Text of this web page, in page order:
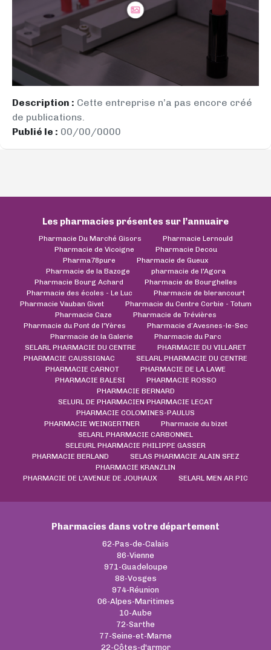
Description : Cette entreprise n’a pas encore créé
de publications.
Publié le : 00/00/0000
Les pharmacies présentes sur l’annuaire
Pharmacie Du Marché Gisors
Pharmacie Lernould
Pharmacie de Vicoigne
Pharmacie Decou
Pharma78pure
Pharmacie de Gueux
Pharmacie de la Bazoge
pharmacie de l'Agora
Pharmacie Bourg Achard
Pharmacie de Bourghelles
Pharmacie des écoles - Le Luc
Pharmacie de blerancourt
Pharmacie Vauban Givet
Pharmacie du Centre Corbie - Totum
Pharmacie Caze
Pharmacie de Trévières
Pharmacie du Pont de l'Yères
Pharmacie d’Avesnes-le-Sec
Pharmacie de la Galerie
Pharmacie du Parc
SELARL PHARMACIE DU CENTRE
PHARMACIE DU VILLARET
PHARMACIE CAUSSIGNAC
SELARL PHARMACIE DU CENTRE
PHARMACIE CARNOT
PHARMACIE DE LA LAWE
PHARMACIE BALESI
PHARMACIE ROSSO
PHARMACIE BERNARD
SELURL DE PHARMACIEN PHARMACIE LECAT
PHARMACIE COLOMINES-PAULUS
PHARMACIE WEINGERTNER
Pharmacie du bizet
SELARL PHARMACIE CARBONNEL
SELEURL PHARMACIE PHILIPPE GASSER
PHARMACIE BERLAND
SELAS PHARMACIE ALAIN SFEZ
PHARMACIE KRANZLIN
PHARMACIE DE L'AVENUE DE JOUHAUX
SELARL MEN AR PIC
Pharmacies dans votre département
62-Pas-de-Calais
86-Vienne
971-Guadeloupe
88-Vosges
974-Réunion
06-Alpes-Maritimes
10-Aube
72-Sarthe
77-Seine-et-Marne
22-Côtes-d'armor